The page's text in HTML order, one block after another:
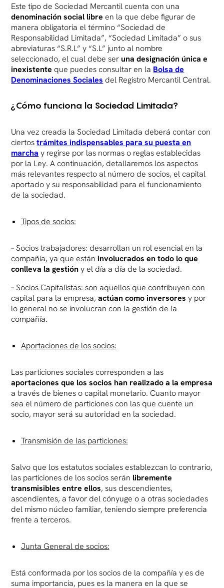
Este tipo de Sociedad Mercantil cuenta con una
denominación social libre en la que debe figurar de
manera obligatoria el término “Sociedad de
Responsabilidad Limitada”, “Sociedad Limitada” o sus
abreviaturas “S.R.L” y “S.L” junto al nombre
seleccionado, el cual debe seruna designación única e
inexistente que puedes consultar en la Bolsa de
Denominaciones Sociales del Registro Mercantil Central.
¿Cómo funciona la Sociedad Limitada?
Una vez creada la Sociedad Limitada deberá contar con
ciertostrámites indispensables para su puesta en
marcha y regirse por las normas o reglas establecidas
por la Ley. A continuación, detallaremos los aspectos
más relevantes respecto al número de socios, el capital
aportado y su responsabilidad para el funcionamiento
de la sociedad.
Tipos de socios:
– Socios trabajadores: desarrollan un rol esencial en la
compañía, ya que estáninvolucrados en todo lo que
conlleva la gestióny el día a día de la sociedad.
– Socios Capitalistas: son aquellos que contribuyen con
capital para la empresa,actúan como inversores y por
lo general no se involucran con la gestión de la
compañía.
Aportaciones de los socios:
Las particiones sociales corresponden a las
aportaciones que los socios han realizado a la empresa
a través de bienes o capital monetario. Cuanto mayor
sea el número de particiones con las que cuente un
socio, mayor será su autoridad en la sociedad.
Transmisión de las particiones:
Salvo que los estatutos sociales establezcan lo contrario,
las particiones de los socios serán libremente
transmisibles entre ellos, sus descendientes,
ascendientes, a favor del cónyuge o a otras sociedades
del mismo núcleo familiar, teniendo siempre preferencia
frente a terceros.
Junta General de socios:
Está conformada por los socios de la compañía y es de
suma importancia, pues es la manera en la que se